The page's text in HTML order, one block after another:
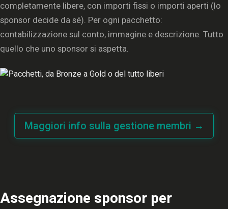
completamente libere, con importi fissi o importi aperti (lo
sponsor decide da sé). Per ogni pacchetto:
contabilizzazione sul conto, immagine e descrizione. Tutto
quello che uno sponsor si aspetta.
Maggiori info sulla gestione membri →
Assegnazione sponsor per